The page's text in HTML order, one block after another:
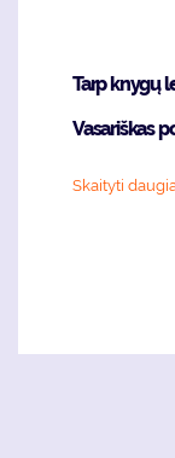
Tarp knygų
Vasariškas
Skaityti